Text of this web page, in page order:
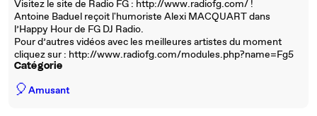
Visitez le site de Radio FG : http://www.radiofg.com/ !
Antoine Baduel reçoit l'humoriste Alexi MACQUART dans
l’Happy Hour de FG DJ Radio.
Pour d’autres vidéos avec les meilleures artistes du moment
cliquez sur : http://www.radiofg.com/modules.php?name=Fg5
Catégorie
🎈Amusant